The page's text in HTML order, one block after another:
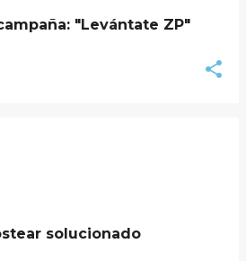
"Levántate ZP"
solucionado